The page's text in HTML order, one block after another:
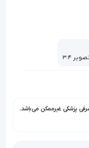
پزشکی غیرممکن می‌باشد.